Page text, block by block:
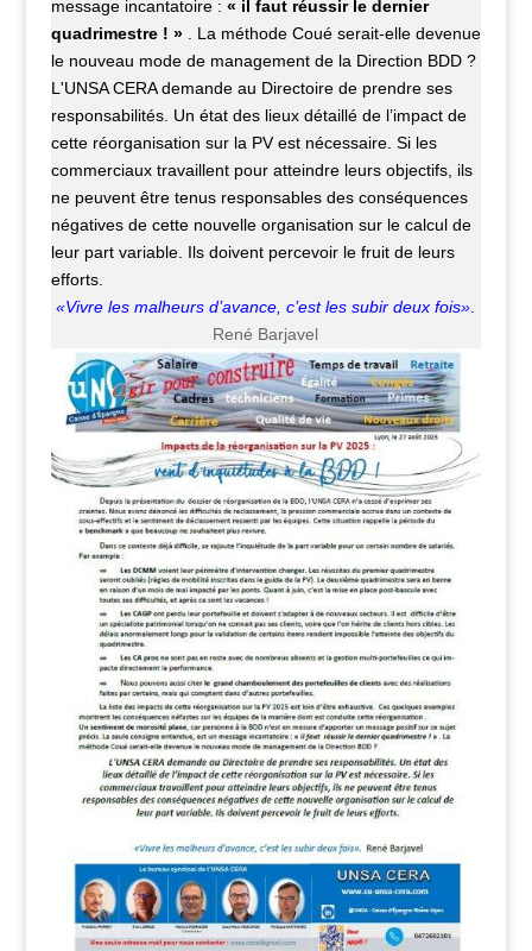
message incantatoire : « il faut réussir le dernier
quadrimestre ! ». La méthode Coué serait-elle devenue
le nouveau mode de management de la Direction BDD ?
L'UNSA CERA demande au Directoire de prendre ses
responsabilités. Un état des lieux détaillé de l’impact de
cette réorganisation sur la PV est nécessaire. Si les
commerciaux travaillent pour atteindre leurs objectifs, ils
ne peuvent être tenus responsables des conséquences
négatives de cette nouvelle organisation sur le calcul de
leur part variable. Ils doivent percevoir le fruit de leurs
efforts.
«Vivre les malheurs d’avance, c’est les subir deux fois»
René Barjavel